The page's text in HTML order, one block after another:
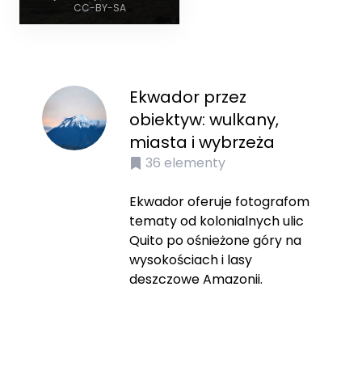
CC-BY-SA
Ekwador przez
obiektyw: wulkany,
miasta i wybrzeża
36 elementy
Ekwador oferuje fotografom
tematy od kolonialnych ulic
Quito po ośnieżone góry na
wysokościach i lasy
deszczowe Amazonii.